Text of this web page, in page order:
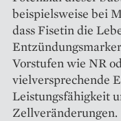
beispielsweise bei
dass Fisetin die
Vorstufen wie NR
vielversprechende
Leistungsfähigkeit
Zellveränderungen.